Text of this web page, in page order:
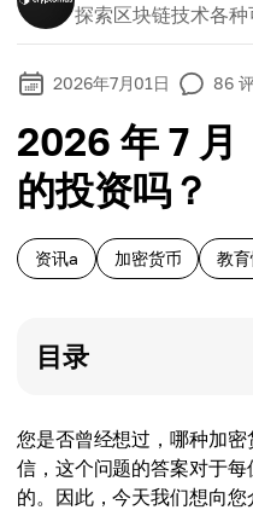
探索区块链技术各
2026年7月01日 86
2026 年 7 月
的投资吗？
资讯a 加密货币 教
目录
您是否曾经想过，哪种加
信，这个问题的答案对于
的。因此，今天我们想向